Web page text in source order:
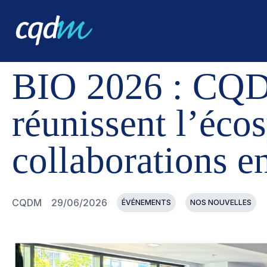
CQDM NOUVELLES ET ÉVÉNEMENTS BIO 2026 :
BIO 2026 :
réunissent
collaborations
CQDM 29/06/2026 ÉVÉNEMENTS NOS NOUVELLES